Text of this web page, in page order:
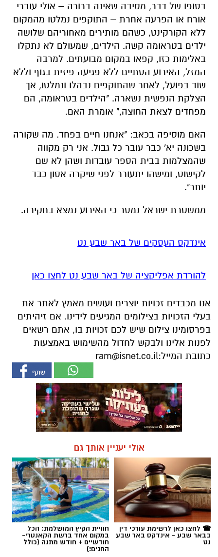
בסופו של דבר, מסיבה שאינה ברורה – אולי עוברי
אורח או הפרעה אחרת – התוקפים נמלטו מהמקום
ללא הקורקינט, כשהם מותירים מאחוריהם שלושה
ילדים בטראומה קשה. הילדים, שמעולם לא נתקלו
באלימות כזו, קפאו במקום מבועתים. למרבה
המזל, האירוע הסתיים ללא פגיעה פיזית בגוף וללא
שוד בפועל, לאחר שהתוקפים נבהלו ונמלטו, אך
הצלקת הנפשית נשארה. "הילדים בטראומה, הם
מפחדים לצאת החוצה," אומרת האם.
האם מוסיפה בכאב: "אנחנו חיים בפחד. מה שקורה
בשכונה יא' כבר עובר כל גבול. אני רק מקווה
שהמצלמות בבית הספר עובדות ושהן לא שם
לקישוט, ומישהו יתעורר לפני שיקרה אסון כבד
יותר".
ממשטרת ישראל נמסר כי האירוע נמצא בחקירה.
אינדקס העסקים של באר שבע נט
להורדת אפליקציה של באר שבע נט לחצו כאן
אנו מכבדים זכויות יוצרים ועושים מאמץ לאתר את
בעלי הזכויות בצילומים המגיעים לידינו. אם זיהיתים
בפרסומינו צילום שיש לכם זכויות בו, אתם רשאים
לפנות אלינו ולבקש לחדול מהשימוש באמצעות
כתובת המייל:ram@isnet.co.il
אולי יעניין אותך גם
☎ לחצו כאן לרשימת עורכי דין
בבאר שבע - אינדקס באר שבע
נט
חוויית הקיץ המושלמת: הכל
במקום אחד ברשת הקאנטרי-
חודשיים + חודש מתנה (כולל
החגים!)